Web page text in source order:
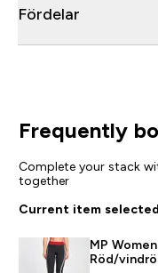
Fördelar
Frequently
Complete your stack
together
Current item selected
MP
Röd/